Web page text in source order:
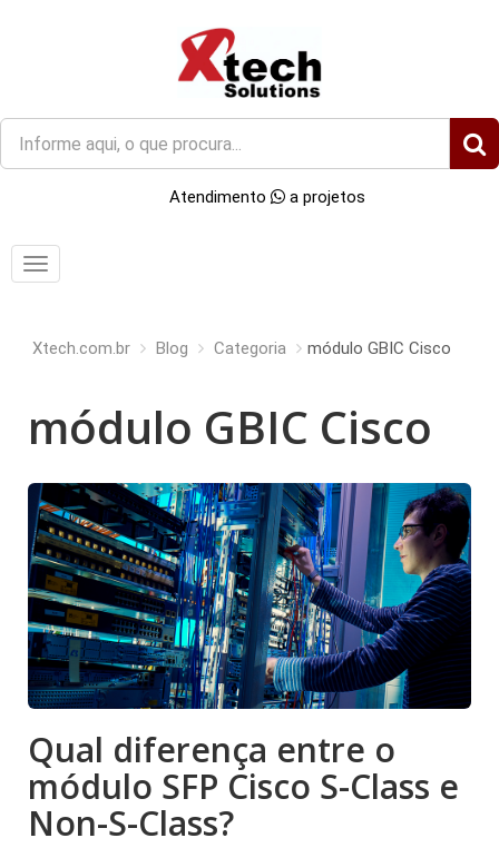
O
que
você
Atendimento a projetos
Menu
Xtech.com.br Blog Categoria módulo GBIC Cisco
módulo GBIC Cisco
Qual diferença entre o
módulo SFP Cisco S-Class e
Non-S-Class?